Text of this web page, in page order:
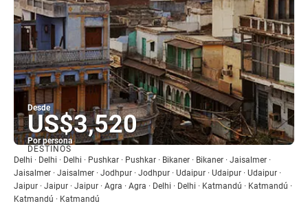
Desde
US$3,520
Por persona
Ver
DESTINOS
Delhi · Delhi · Delhi · Pushkar · Pushkar · Bikaner · Bikaner · Jaisalmer ·
Jaisalmer · Jaisalmer · Jodhpur · Jodhpur · Udaipur · Udaipur · Udaipur ·
Jaipur · Jaipur · Jaipur · Agra · Agra · Delhi · Delhi · Katmandú · Katmandú ·
Katmandú · Katmandú